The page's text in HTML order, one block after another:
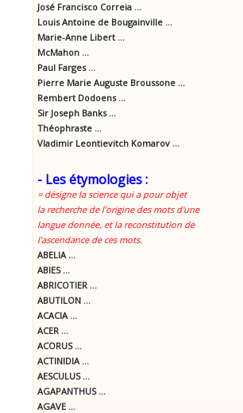
José Francisco Correia ...
Louis Antoine de Bougainville ...
Marie-Anne Libert ...
McMahon ...
Paul Farges ...
Pierre Marie Auguste Broussone ...
Rembert Dodoens ...
Sir Joseph Banks ...
Théophraste ...
Vladimir Leontievitch Komarov ...
- Les étymologies :
= désigne la science qui a pour objet
la recherche de l'origine des mots d'une
langue donnée, et la reconstitution de
l'ascendance de ces mots.
ABELIA ...
ABIES ...
ABRICOTIER ...
ABUTILON ...
ACACIA ...
ACER ...
ACORUS ...
ACTINIDIA ...
AESCULUS ...
AGAPANTHUS ...
AGAVE ...